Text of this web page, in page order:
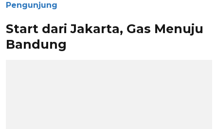
Pengunjung
Start dari Jakarta, Gas Menuju
Bandung